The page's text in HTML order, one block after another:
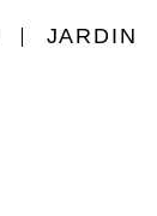
JARDIN